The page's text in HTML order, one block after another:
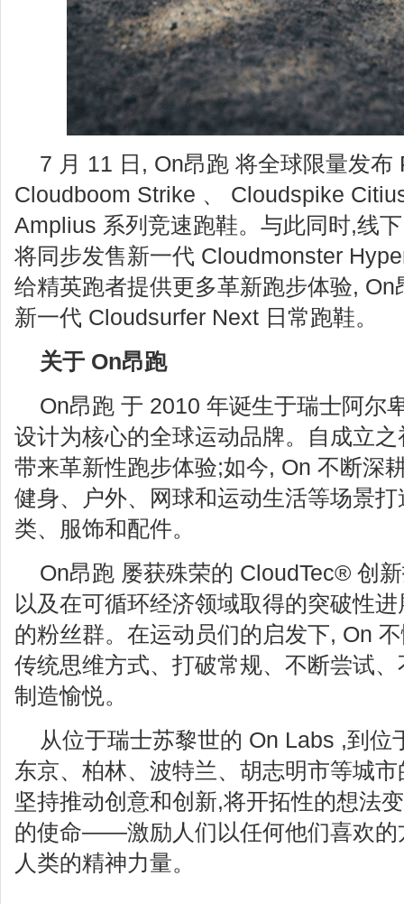
7 月 11 日, On昂跑 将全球限量发布
Cloudboom Strike 、 Cloudspike
Amplius 系列竞速跑鞋。与此同时,线
将同步发售新一代 Cloudmonster
给精英跑者提供更多革新跑步体验,
新一代 Cloudsurfer Next 日常跑鞋。
关于 On昂跑
On昂跑 于 2010 年诞生于瑞士阿尔
设计为核心的全球运动品牌。自成立
带来革新性跑步体验;如今, On 不断深
健身、户外、网球和运动生活等场景
类、服饰和配件。
On昂跑 屡获殊荣的 CloudTec® 创
以及在可循环经济领域取得的突破性
的粉丝群。在运动员们的启发下, On
传统思维方式、打破常规、不断尝试
制造愉悦。
从位于瑞士苏黎世的 On Labs ,到位
东京、柏林、波特兰、胡志明市等城
坚持推动创意和创新,将开拓性的想法
的使命——激励人们以任何他们喜欢的
人类的精神力量。